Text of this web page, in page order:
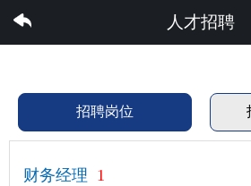
雷速体育集团有限
人才招聘
招聘岗位
财务经理 1